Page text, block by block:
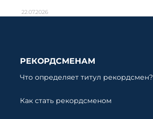
22.07.2026
РЕКОРДСМЕНАМ
Что определяет титул рекордсмен?
Как стать рекордсменом